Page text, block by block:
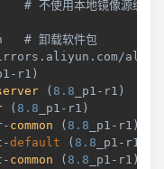
不使用本地镜像源缓存，
. aliyun . com/
- r1 )
( 8.8 _p1 - r1 )
( 8.8 _p1 - r1 )
- common ( 8.8 _p1 - r1 )
-default ( 8.8 _p1 - r1
- common ( 8.8 _p1 - r1 )